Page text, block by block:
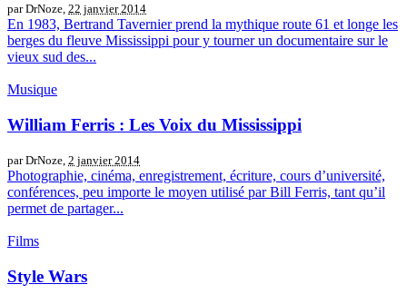
par DrNoze, 22 janvier 2014
En 1983, Bertrand Tavernier prend la mythique route 61 et longe les
berges du fleuve Mississippi pour y tourner un documentaire sur le
vieux sud des...
Musique
William Ferris : Les Voix du Mississippi
par DrNoze, 2 janvier 2014
Photographie, cinéma, enregistrement, écriture, cours d’université,
conférences, peu importe le moyen utilisé par Bill Ferris, tant qu’il
permet de partager...
Films
Style Wars